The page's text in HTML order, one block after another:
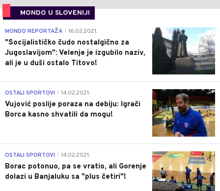
MONDO U SLOVENIJI
4
MONDO REPORTAŽA 16.02.2021.
"Socijalističko čudo nostalgično za
Jugoslavijom": Velenje je izgubilo naziv,
ali je u duši ostalo Titovo!
1
OSTALI SPORTOVI 14.02.2021.
Vujović poslije poraza na debiju: Igrači
Borca kasno shvatili da mogu!
3
OSTALI SPORTOVI 14.02.2021.
Borac potonuo, pa se vratio, ali Gorenje
dolazi u Banjaluku sa "plus četiri"!